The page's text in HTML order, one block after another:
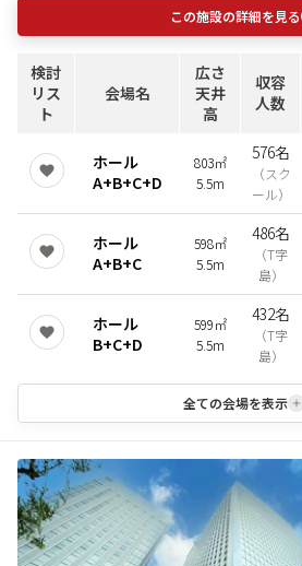
この施設の詳細を見る
検討
リス
ト
会場名
広さ
天井
高
収容
人数
ホール
A+B+C+D
803㎡
5.5m
576名
（スク
ール）
ホール
A+B+C
598㎡
5.5m
486名
（T字
島）
ホール
B+C+D
599㎡
5.5m
432名
（T字
島）
全ての会場を表示